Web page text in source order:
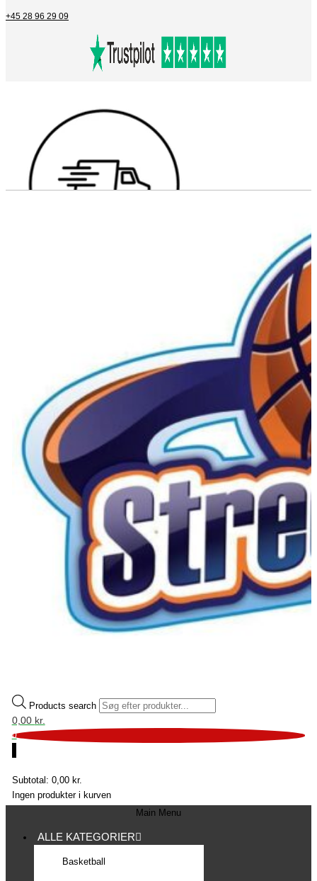
+45 28 96 29 09
Products search
0,00 kr.
0
Subtotal: 0,00 kr.
Ingen produkter i kurven
Main Menu
ALLE KATEGORIER
Basketball